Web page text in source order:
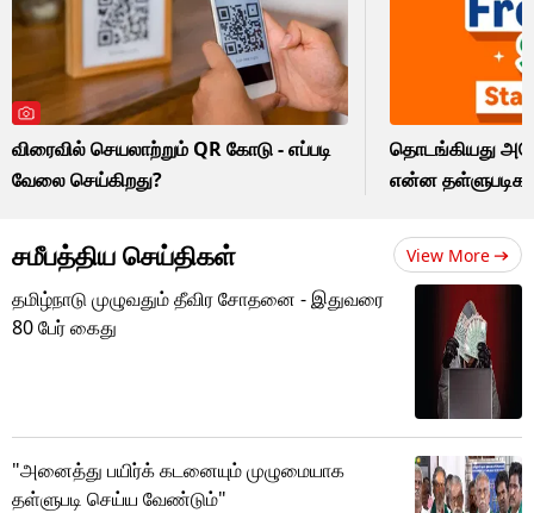
விரைவில் செயலாற்றும் QR கோடு - எப்படி
வேலை செய்கிறது?
தொடங்கியது
என்ன
சமீபத்திய செய்திகள் View More
தமிழ்நாடு முழுவதும் தீவிர சோதனை - இதுவரை
80 பேர் கைது
"அனைத்து பயிர்க் கடனையும் முழுமையாக
தள்ளுபடி செய்ய வேண்டும்"